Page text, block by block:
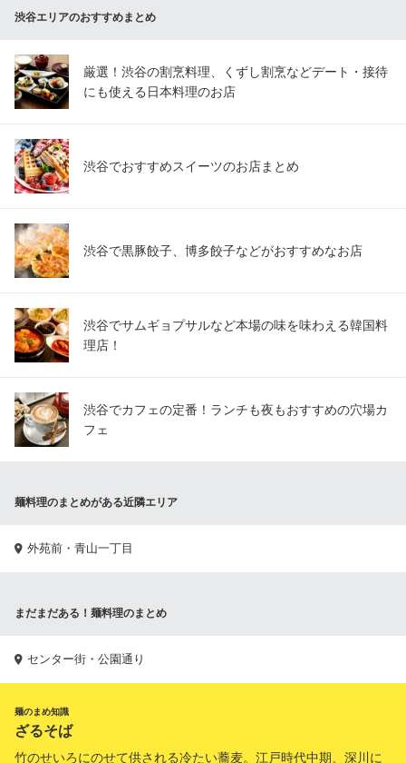
BUYA
ＪＲ渋谷駅 徒歩3分
東京都渋谷区宇田川町13-8 ちとせ会館2F
渋谷エリアのおすすめまとめ
厳選！渋谷の割烹料理、くずし割烹などデート・接待
にも使える日本料理のお店
渋谷でおすすめスイーツのお店まとめ
渋谷で黒豚餃子、博多餃子などがおすすめなお店
渋谷でサムギョプサルなど本場の味を味わえる韓国料
理店！
渋谷でカフェの定番！ランチも夜もおすすめの穴場カ
フェ
麺料理のまとめがある近隣エリア
外苑前・青山一丁目
まだまだある！麺料理のまとめ
センター街・公園通り
麺のまめ知識
ざるそば
竹のせいろにのせて供される冷たい蕎麦。江戸時代中期、深川に